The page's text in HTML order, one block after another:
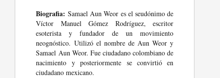
Biografia: Samael Aun Weor es el seudónimo de
Víctor Manuel Gómez Rodríguez, escritor
esoterista y fundador de un movimiento
neognóstico. Utilizó el nombre de Aun Weor y
Samael Aun Weor. Fue ciudadano colombiano de
nacimiento y posteriormente se convirtió en
ciudadano mexicano.